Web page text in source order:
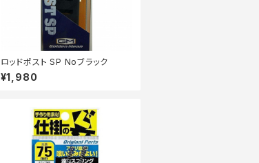
ロッドポスト SP Noブラック
¥1,980